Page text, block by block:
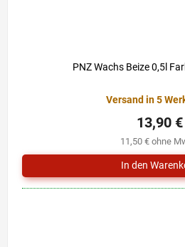
PNZ Wachs Beize 0,5l
Versand in 5
11,50 € ohne
13,90 €